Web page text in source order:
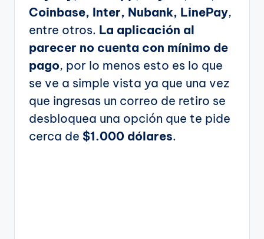
Coinbase, Inter, Nubank, LinePay,
entre otros. La aplicación al
parecer no cuenta con mínimo de
pago, por lo menos esto es lo que
se ve a simple vista ya que una vez
que ingresas un correo de retiro se
desbloquea una opción que te pide
cerca de $1.000 dólares.